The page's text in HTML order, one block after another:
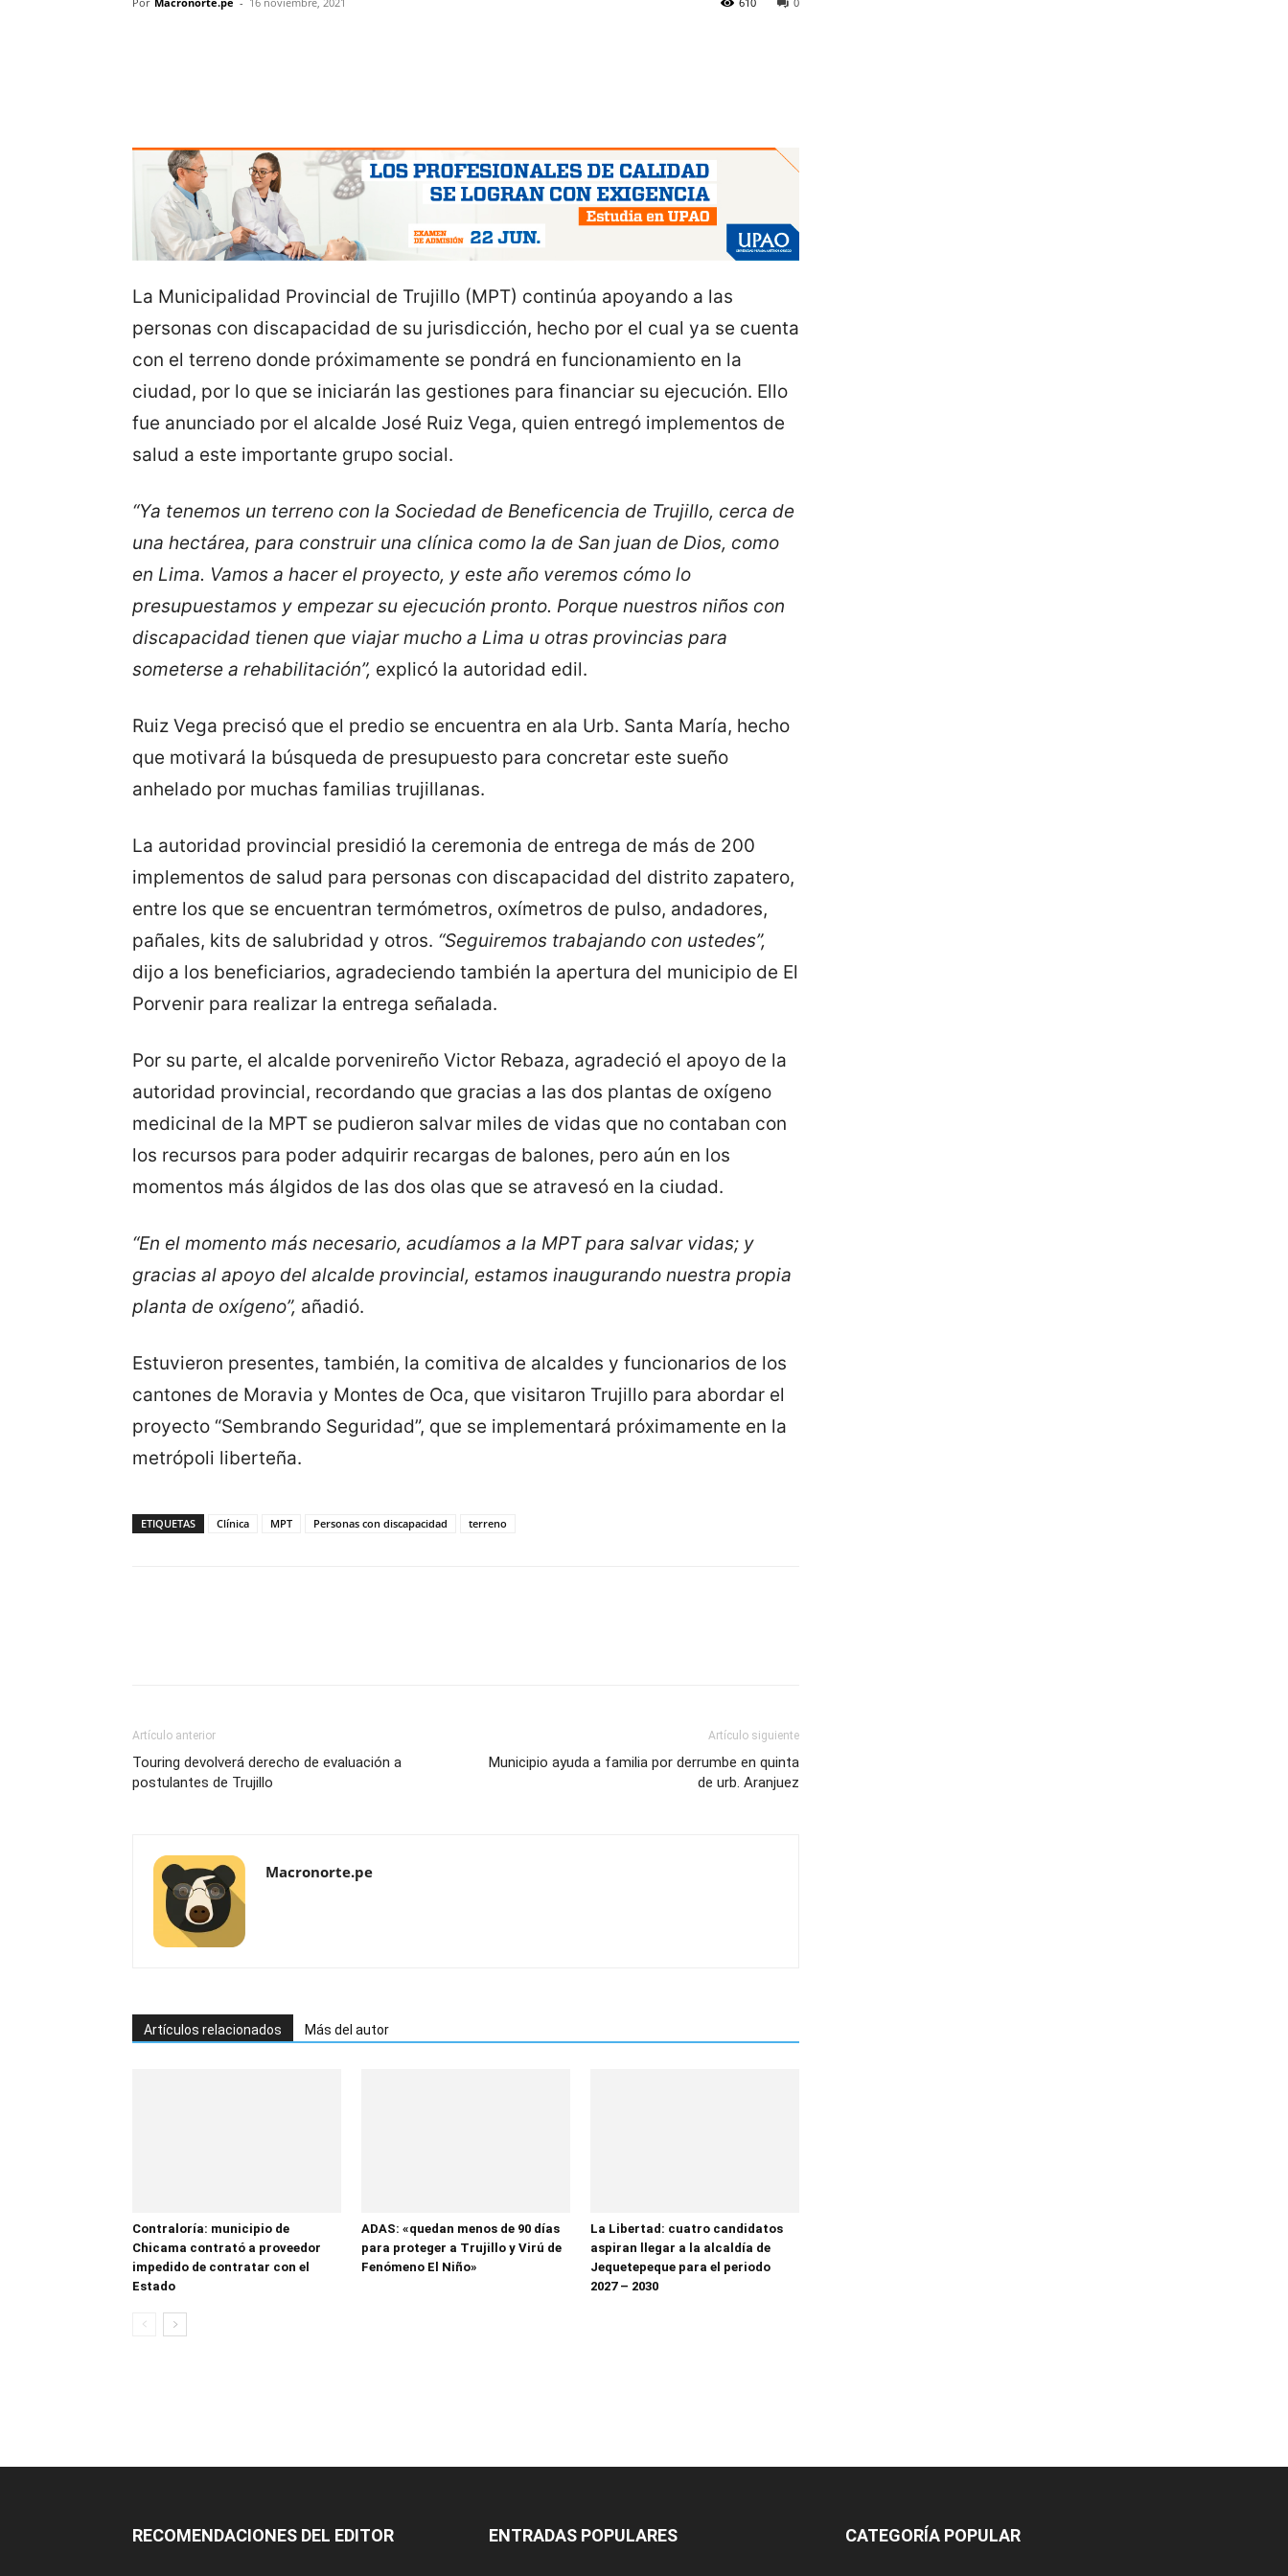
La Municipalidad Provincial de Trujillo (MPT) continúa apoyando a las
personas con discapacidad de su jurisdicción, hecho por el cual ya se cuenta
con el terreno donde próximamente se pondrá en funcionamiento en la
ciudad, por lo que se iniciarán las gestiones para financiar su ejecución. Ello
fue anunciado por el alcalde José Ruiz Vega, quien entregó implementos de
salud a este importante grupo social.
“Ya tenemos un terreno con la Sociedad de Beneficencia de Trujillo, cerca de
una hectárea, para construir una clínica como la de San juan de Dios, como
en Lima. Vamos a hacer el proyecto, y este año veremos cómo lo
presupuestamos y empezar su ejecución pronto. Porque nuestros niños con
discapacidad tienen que viajar mucho a Lima u otras provincias para
someterse a rehabilitación”, explicó la autoridad edil.
Ruiz Vega precisó que el predio se encuentra en ala Urb. Santa María, hecho
que motivará la búsqueda de presupuesto para concretar este sueño
anhelado por muchas familias trujillanas.
La autoridad provincial presidió la ceremonia de entrega de más de 200
implementos de salud para personas con discapacidad del distrito zapatero,
entre los que se encuentran termómetros, oxímetros de pulso, andadores,
pañales, kits de salubridad y otros. “Seguiremos trabajando con ustedes”,
dijo a los beneficiarios, agradeciendo también la apertura del municipio de El
Porvenir para realizar la entrega señalada.
Por su parte, el alcalde porvenireño Victor Rebaza, agradeció el apoyo de la
autoridad provincial, recordando que gracias a las dos plantas de oxígeno
medicinal de la MPT se pudieron salvar miles de vidas que no contaban con
los recursos para poder adquirir recargas de balones, pero aún en los
momentos más álgidos de las dos olas que se atravesó en la ciudad.
“En el momento más necesario, acudíamos a la MPT para salvar vidas; y
gracias al apoyo del alcalde provincial, estamos inaugurando nuestra propia
planta de oxígeno”, añadió.
Estuvieron presentes, también, la comitiva de alcaldes y funcionarios de los
cantones de Moravia y Montes de Oca, que visitaron Trujillo para abordar el
proyecto “Sembrando Seguridad”, que se implementará próximamente en la
metrópoli liberteña.
ETIQUETAS Clínica MPT Personas con discapacidad terreno
Artículo anterior
Touring devolverá derecho de evaluación a
postulantes de Trujillo
Artículo siguiente
Municipio ayuda a familia por derrumbe en quinta
de urb. Aranjuez
Macronorte.pe
Artículos relacionados Más del autor
Contraloría: municipio de
Chicama contrató a proveedor
impedido de contratar con el
Estado
ADAS: «quedan menos de 90 días
para proteger a Trujillo y Virú de
Fenómeno El Niño»
La Libertad: cuatro candidatos
aspiran llegar a la alcaldía de
Jequetepeque para el periodo
2027 – 2030
RECOMENDACIONES DEL EDITOR ENTRADAS POPULARES CATEGORÍA POPULAR